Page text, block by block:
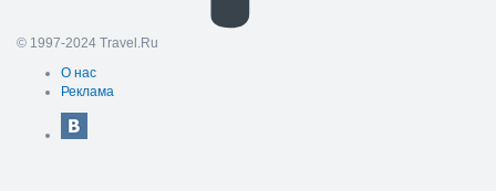
© 1997-2024 Travel.Ru
О нас
Реклама